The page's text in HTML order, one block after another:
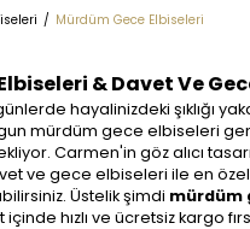
Mürdüm Gece Elbiseleri
& Davet Ve
hayalinizdeki şıklığı
mürdüm gece elbiseleri
Carmen'in göz alıcı
ve gece elbiseleri ile en
Üstelik şimdi mürdüm
hızlı ve ücretsiz kargo